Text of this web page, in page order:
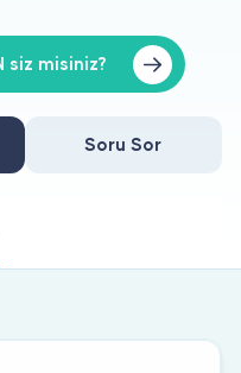
siz misiniz?
Soru Sor